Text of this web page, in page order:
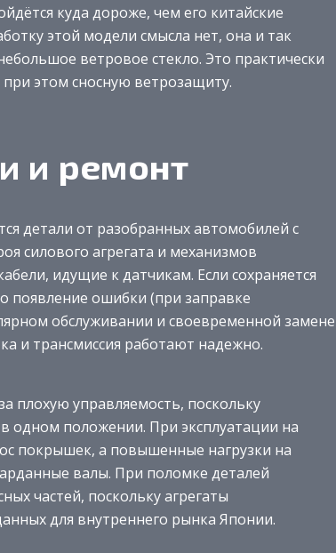
куда дороже, чем его китайские
этой модели смысла нет, она и так
ветровое стекло. Это практически
этом сносную ветрозащиту.
и ремонт
детали от разобранных автомобилей с
силового агрегата и механизмов
идущие к датчикам. Если сохраняется
появление ошибки (при заправке
обслуживании и своевременной замене
и трансмиссия работают надежно.
плохую управляемость, поскольку
одном положении. При эксплуатации на
покрышек, а повышенные нагрузки на
валы. При поломке деталей
частей, поскольку агрегаты
для внутреннего рынка Японии.